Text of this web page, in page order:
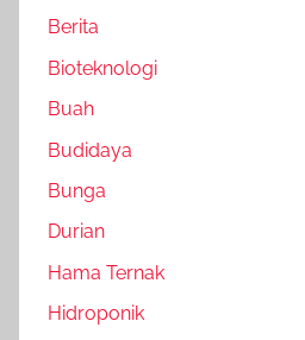
Berita
Bioteknologi
Buah
Budidaya
Bunga
Durian
Hama Ternak
Hidroponik